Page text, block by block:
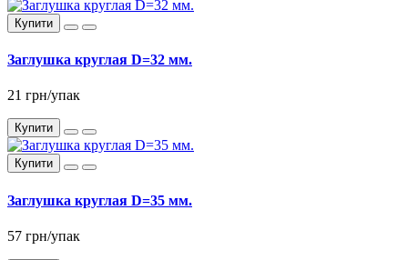
Купити
Заглушка круглая D=32 мм.
21 грн/упак
Купити
Купити
Заглушка круглая D=35 мм.
57 грн/упак